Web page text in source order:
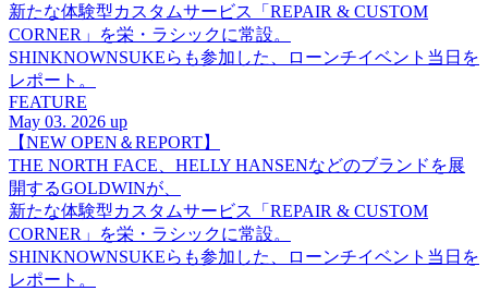
新たな体験型カスタムサービス「REPAIR & CUSTOM
CORNER」を栄・ラシックに常設。
SHINKNOWNSUKEらも参加した、ローンチイベント当日を
レポート。
FEATURE
May 03. 2026 up
【NEW OPEN＆REPORT】
THE NORTH FACE、HELLY HANSENなどのブランドを展
開するGOLDWINが、
新たな体験型カスタムサービス「REPAIR & CUSTOM
CORNER」を栄・ラシックに常設。
SHINKNOWNSUKEらも参加した、ローンチイベント当日を
レポート。